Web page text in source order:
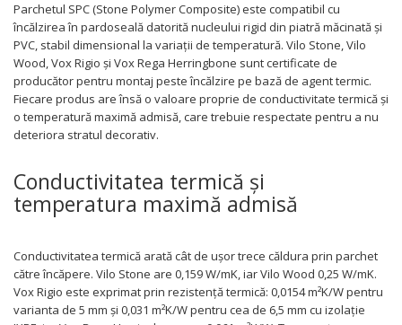
Parchetul SPC (Stone Polymer Composite) este compatibil cu
încălzirea în pardoseală datorită nucleului rigid din piatră măcinată și
PVC, stabil dimensional la variații de temperatură. Vilo Stone, Vilo
Wood, Vox Rigio și Vox Rega Herringbone sunt certificate de
producător pentru montaj peste încălzire pe bază de agent termic.
Fiecare produs are însă o valoare proprie de conductivitate termică și
o temperatură maximă admisă, care trebuie respectate pentru a nu
deteriora stratul decorativ.
Conductivitatea termică și
temperatura maximă admisă
Conductivitatea termică arată cât de ușor trece căldura prin parchet
către încăpere. Vilo Stone are 0,159 W/mK, iar Vilo Wood 0,25 W/mK.
Vox Rigio este exprimat prin rezistență termică: 0,0154 m²K/W pentru
varianta de 5 mm și 0,031 m²K/W pentru cea de 6,5 mm cu izolație